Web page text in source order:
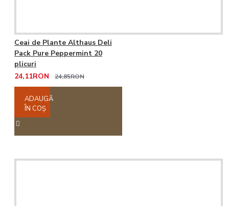
Ceai de Plante Althaus Deli
Pack Pure Peppermint 20
plicuri
24,11RON
24,85RON
ADAUGĂ
ÎN COŞ